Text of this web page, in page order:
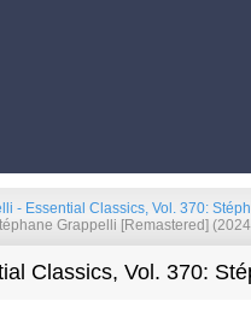
- Essential Classics, Vol. 370:
Grappelli [Remastered]
Classics, Vol. 370: